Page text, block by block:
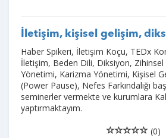
İletişim, kişisel gelişim,
Haber Spikeri, İletişim Koçu, TEDx
İletişim, Beden Dili, Diksiyon,
Yönetimi, Karizma Yönetimi, Kişisel
(Power Pause), Nefes Farkındalığı
seminerler vermekte ve kurumlara
yaptırmaktayım.
(0)